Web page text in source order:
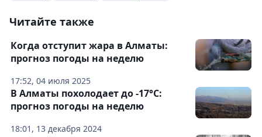
Читайте также
17:52, 04 июля 2025
Когда отступит жара в Алматы:
прогноз погоды на неделю
18:01, 13 декабря 2024
В Алматы похолодает до -17°С:
прогноз погоды на неделю